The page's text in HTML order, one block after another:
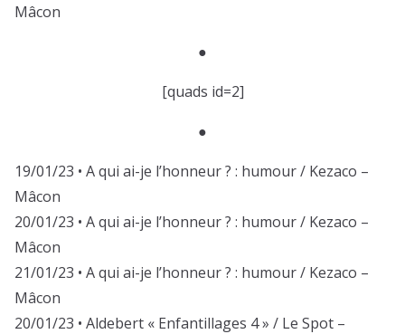
Mâcon
●
[quads id=2]
●
19/01/23 • A qui ai-je l’honneur ? : humour / Kezaco –
Mâcon
20/01/23 • A qui ai-je l’honneur ? : humour / Kezaco –
Mâcon
21/01/23 • A qui ai-je l’honneur ? : humour / Kezaco –
Mâcon
20/01/23 • Aldebert « Enfantillages 4 » / Le Spot –